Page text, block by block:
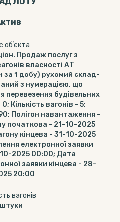
обʼєкта
Продаж послуг з
власності АТ
за 1 добу) рухомий склад-
з нумерацією, що
перевезення будівельних
Кількість вагонів - 5;
Полігон навантаження -
початкова - 21-10-2025
кінцева - 31-10-2025
електронної заявки
2025 00:00; Дата
заявки кінцева - 28-
20:00
вагонів
штуки